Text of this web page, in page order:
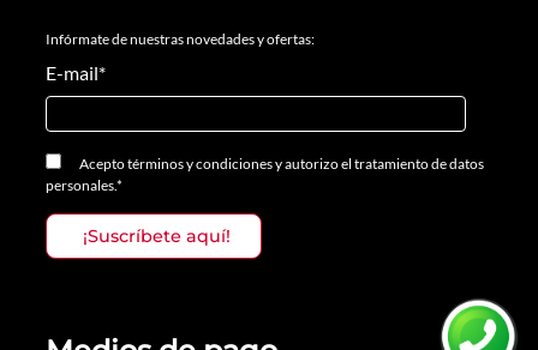
Infórmate de nuestras novedades y ofertas:
E-mail*
Aceptotérminos y condicionesyautorizo el tratamiento de datos
personales.*